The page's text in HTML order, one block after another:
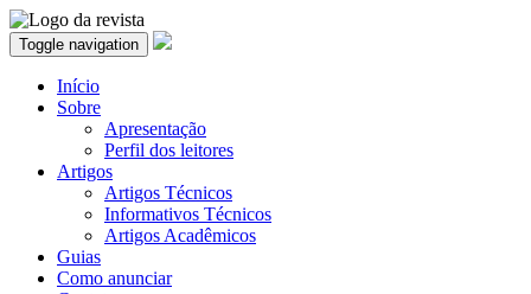
Toggle navigation
Início
Sobre
Apresentação
Perfil dos leitores
Artigos
Artigos Técnicos
Informativos Técnicos
Artigos Acadêmicos
Guias
Como anunciar